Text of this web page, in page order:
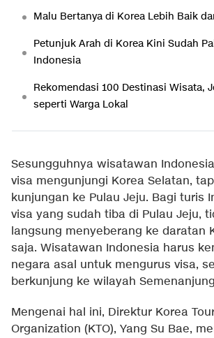
Malu Bertanya di Korea Lebih Baik
Petunjuk Arah di Korea Kini Sudah
Indonesia
Rekomendasi 100 Destinasi Wisata,
seperti Warga Lokal
Sesungguhnya wisatawan
visa mengunjungi Korea Selatan,
kunjungan ke Pulau Jeju. Bagi turis
visa yang sudah tiba di Pulau Jeju,
langsung menyeberang ke daratan
saja. Wisatawan Indonesia harus
negara asal untuk mengurus visa,
berkunjung ke wilayah
Mengenai hal ini, Direktur Korea
Organization (KTO), Yang Su Bae,